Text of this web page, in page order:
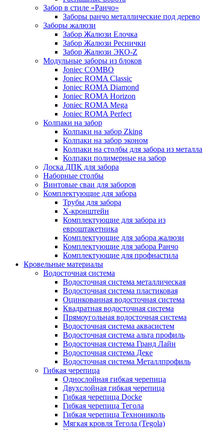
Забор в стиле «Ранчо»
Заборы ранчо металлические под дерево
Заборы жалюзи
Забор Жалюзи Елочка
Забор Жалюзи Реснички
Забор Жалюзи ЭКО-Z
Модульные заборы из блоков
Joniec COMBO
Joniec ROMA Classic
Joniec ROMA Diamond
Joniec ROMA Horizon
Joniec ROMA Mega
Joniec ROMA Perfect
Колпаки на забор
Колпаки на забор Zking
Колпаки на забор эконом
Колпаки на столбы для забора из металла
Колпаки полимерные на забор
Доска ДПК для забора
Наборные столбы
Винтовые сваи для заборов
Комплектующие для забора
Трубы для забора
Х-кронштейн
Комплектующие для забора из
евроштакетника
Комплектующие для забора жалюзи
Комплектующие для забора Ранчо
Комплектующие для профнастила
Кровельные материалы
Водосточная система
Водосточная система металлическая
Водосточная система пластиковая
Оцинкованная водосточная система
Квадратная водосточная система
Прямоугольная водосточная система
Водосточная система аквасистем
Водосточная система альта профиль
Водосточная система Гранд Лайн
Водосточная система Деке
Водосточная система Металлпрофиль
Гибкая черепица
Однослойная гибкая черепица
Двухслойная гибкая черепица
Гибкая черепица Docke
Гибкая черепица Тегола
Гибкая черепица Технониколь
Мягкая кровля Тегола (Tegola)